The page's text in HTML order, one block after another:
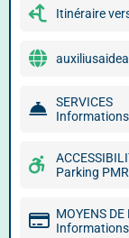
Itinéraire
SERVICES
Parking PMR
MOYENS